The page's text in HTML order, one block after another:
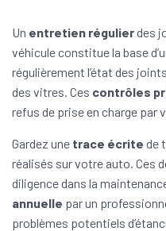
Un entretien régulierdes
véhicule constitue la base
régulièrement l’état des
des vitres. Ces contrôles
refus de prise en charge par
Gardez une trace écrite de
réalisés sur votre auto. Ces
diligence dans la
annuelle par un
problèmes potentiels